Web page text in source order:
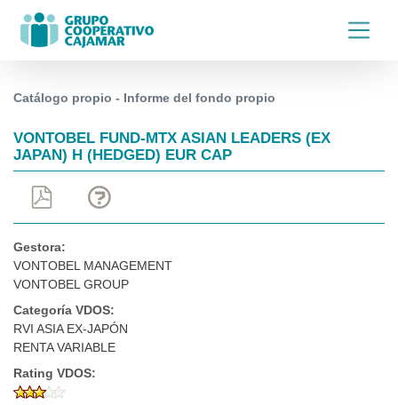
Catálogo propio - Informe del fondo propio
VONTOBEL FUND-MTX ASIAN LEADERS (EX
JAPAN) H (HEDGED) EUR CAP
Gestora:
VONTOBEL MANAGEMENT
VONTOBEL GROUP
Categoría VDOS:
RVI ASIA EX-JAPÓN
RENTA VARIABLE
Rating VDOS: